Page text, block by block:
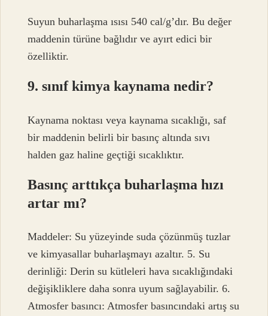
Suyun buharlaşma ısısı 540 cal/g’dır. Bu değer
maddenin türüne bağlıdır ve ayırt edici bir
özelliktir.
9. sınıf kimya kaynama nedir?
Kaynama noktası veya kaynama sıcaklığı, saf
bir maddenin belirli bir basınç altında sıvı
halden gaz haline geçtiği sıcaklıktır.
Basınç arttıkça buharlaşma hızı
artar mı?
Maddeler: Su yüzeyinde suda çözünmüş tuzlar
ve kimyasallar buharlaşmayı azaltır. 5. Su
derinliği: Derin su kütleleri hava sıcaklığındaki
değişikliklere daha sonra uyum sağlayabilir. 6.
Atmosfer basıncı: Atmosfer basıncındaki artış su